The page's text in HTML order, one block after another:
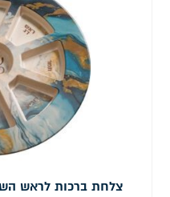
צלחת ברכות לראש